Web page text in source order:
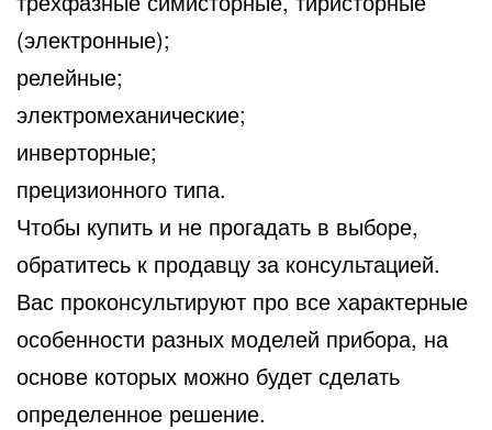
(электронные);
релейные;
электромеханические;
инверторные;
прецизионного типа.
Чтобы купить и не прогадать в выборе,
обратитесь к продавцу за консультацией.
Вас проконсультируют про все характерные
особенности разных моделей прибора, на
основе которых можно будет сделать
определенное решение.